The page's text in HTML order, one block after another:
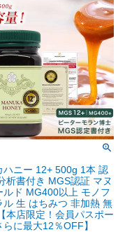
ハニー 12+ 500g 1本 認
析書付き MGS認証 マヌ
ルド MG400以上 モノフ
ル 生 はちみつ 非加熱 無
本店限定！会員パスポー
らに最大12％OFF】